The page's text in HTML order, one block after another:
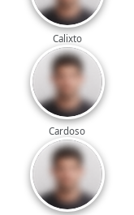
Calixto
Cardoso